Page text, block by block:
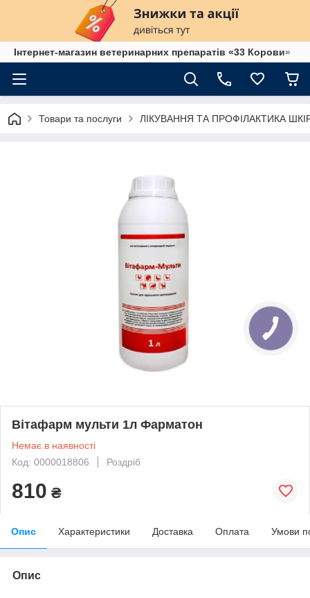
Інтернет-магазин ветеринарних препаратів «33 Корови»
Товари та послуги ЛІКУВАННЯ ТА ПРОФІЛАКТИКА
Вітафарм мульти 1л Фарматон
Немає в наявності
Код: 0000018806
Роздріб
810 ₴
Опис Характеристики Доставка Оплата Умови
Опис